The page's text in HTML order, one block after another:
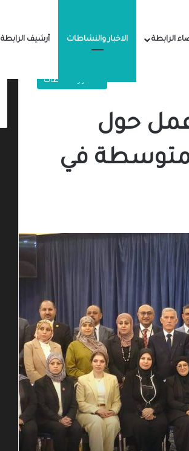
الرابطة الاخبار والنشاطات أرشيف الرابطة
الاخبار والنشاطات
حول
في